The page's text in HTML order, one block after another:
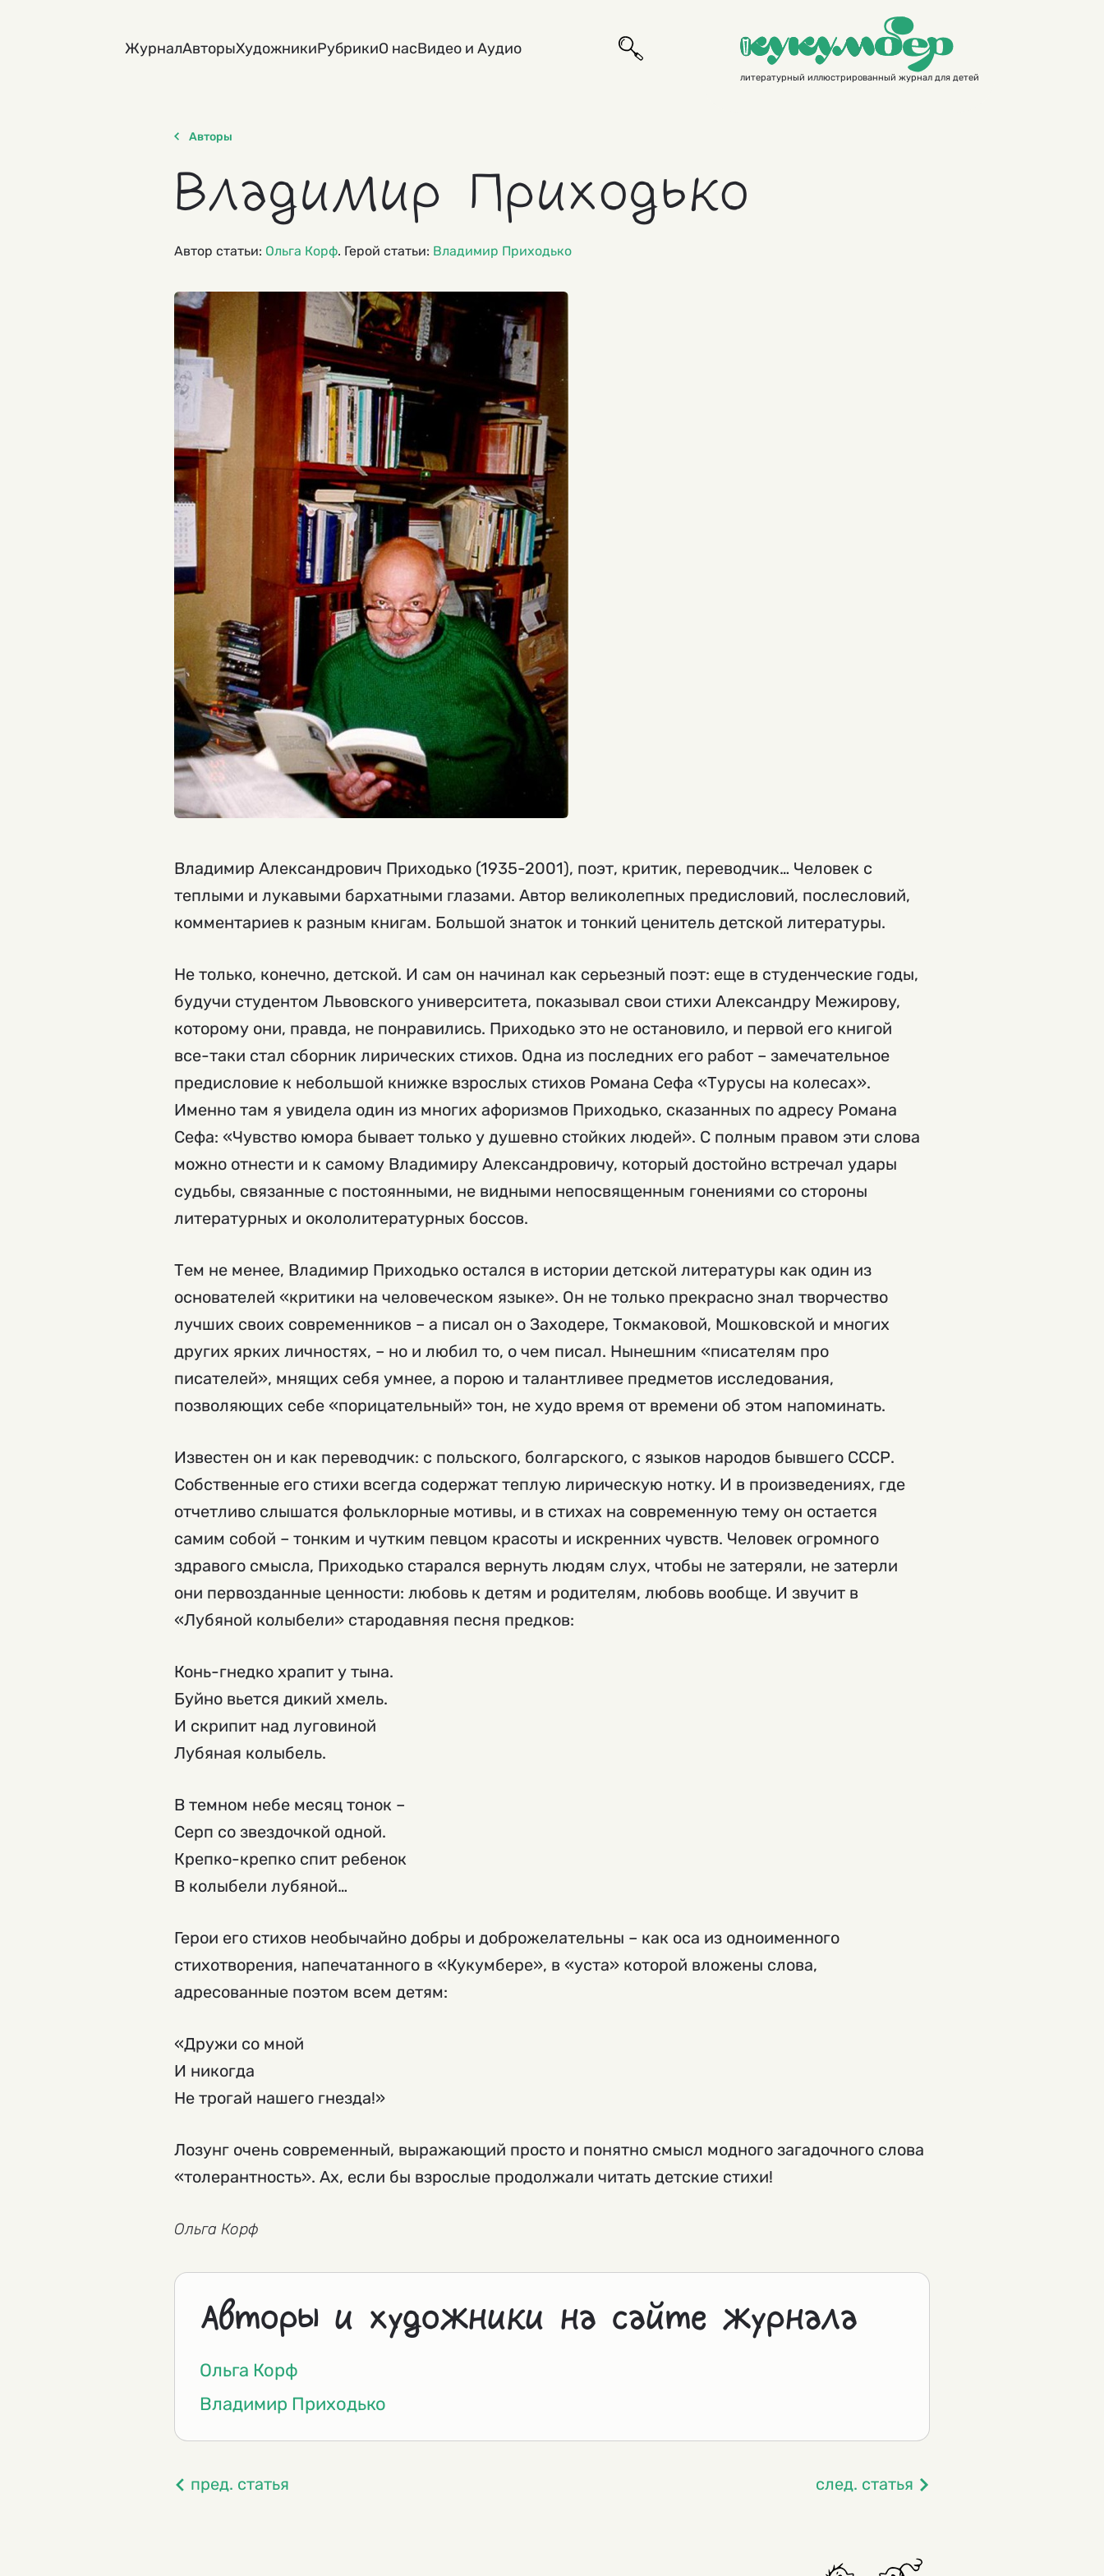
ЖурналАвторыХудожникиРубрикиО насВидео и Аудио
литературный иллюстрированный журнал для детей
Авторы
Владимир Приходько
Автор статьи: Ольга Корф. Герой статьи: Владимир Приходько
Владимир Александрович Приходько (1935-2001), поэт, критик, переводчик… Человек с
теплыми и лукавыми бархатными глазами. Автор великолепных предисловий, послесловий,
комментариев к разным книгам. Большой знаток и тонкий ценитель детской литературы.
Не только, конечно, детской. И сам он начинал как серьезный поэт: еще в студенческие годы,
будучи студентом Львовского университета, показывал свои стихи Александру Межирову,
которому они, правда, не понравились. Приходько это не остановило, и первой его книгой
все-таки стал сборник лирических стихов. Одна из последних его работ – замечательное
предисловие к небольшой книжке взрослых стихов Романа Сефа «Турусы на колесах».
Именно там я увидела один из многих афоризмов Приходько, сказанных по адресу Романа
Сефа: «Чувство юмора бывает только у душевно стойких людей». С полным правом эти слова
можно отнести и к самому Владимиру Александровичу, который достойно встречал удары
судьбы, связанные с постоянными, не видными непосвященным гонениями со стороны
литературных и окололитературных боссов.
Тем не менее, Владимир Приходько остался в истории детской литературы как один из
основателей «критики на человеческом языке». Он не только прекрасно знал творчество
лучших своих современников – а писал он о Заходере, Токмаковой, Мошковской и многих
других ярких личностях, – но и любил то, о чем писал. Нынешним «писателям про
писателей», мнящих себя умнее, а порою и талантливее предметов исследования,
позволяющих себе «порицательный» тон, не худо время от времени об этом напоминать.
Известен он и как переводчик: с польского, болгарского, с языков народов бывшего СССР.
Собственные его стихи всегда содержат теплую лирическую нотку. И в произведениях, где
отчетливо слышатся фольклорные мотивы, и в стихах на современную тему он остается
самим собой – тонким и чутким певцом красоты и искренних чувств. Человек огромного
здравого смысла, Приходько старался вернуть людям слух, чтобы не затеряли, не затерли
они первозданные ценности: любовь к детям и родителям, любовь вообще. И звучит в
«Лубяной колыбели» стародавняя песня предков:
Конь-гнедко храпит у тына.
Буйно вьется дикий хмель.
И скрипит над луговиной
Лубяная колыбель.
В темном небе месяц тонок –
Серп со звездочкой одной.
Крепко-крепко спит ребенок
В колыбели лубяной…
Герои его стихов необычайно добры и доброжелательны – как оса из одноименного
стихотворения, напечатанного в «Кукумбере», в «уста» которой вложены слова,
адресованные поэтом всем детям:
«Дружи со мной
И никогда
Не трогай нашего гнезда!»
Лозунг очень современный, выражающий просто и понятно смысл модного загадочного слова
«толерантность». Ах, если бы взрослые продолжали читать детские стихи!
Ольга Корф
Авторы и художники на сайте журнала
Ольга Корф
Владимир Приходько
пред. статья след. статья